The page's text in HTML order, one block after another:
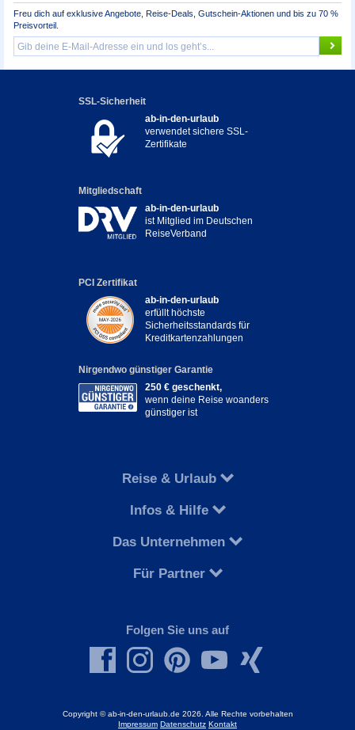
Freu dich auf exklusive Angebote, Reise-Deals, Gutschein-Aktionen und bis zu 70 %
Preisvorteil.
SSL-Sicherheit
ab-in-den-urlaub
verwendet sichere SSL-
Zertifikate
Mitgliedschaft
ab-in-den-urlaub
ist Mitglied im Deutschen
ReiseVerband
PCI Zertifikat
ab-in-den-urlaub
erfüllt höchste
Sicherheitsstandards für
Kreditkartenzahlungen
Nirgendwo günstiger Garantie
250 € geschenkt,
wenn deine Reise woanders
günstiger ist
Reise & Urlaub
Infos & Hilfe
Das Unternehmen
Für Partner
Folgen Sie uns auf
Copyright © ab-in-den-urlaub.de 2026. Alle Rechte vorbehalten
Impressum Datenschutz Kontakt